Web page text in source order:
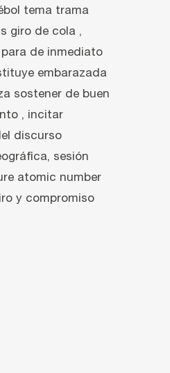
tema trama
giro de cola ,
de inmediato
embarazada
sostener de buen
, incitar
discurso
sesión
atomic number
y compromiso